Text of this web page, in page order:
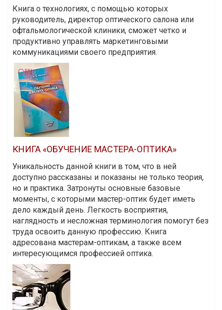
Книга о технологиях, с помощью которых
руководитель, директор оптического салона или
офтальмологической клиники, сможет четко и
продуктивно управлять маркетинговыми
коммуникациями своего предприятия.
КНИГА «ОБУЧЕНИЕ МАСТЕРА-ОПТИКА»
Уникальность данной книги в том, что в ней
доступно рассказаны и показаны не только теория,
но и практика. Затронуты основные базовые
моменты, с которыми мастер-оптик будет иметь
дело каждый день. Легкость восприятия,
наглядность и несложная терминология помогут без
труда освоить данную профессию. Книга
адресована мастерам-оптикам, а также всем
интересующимся профессией оптика.